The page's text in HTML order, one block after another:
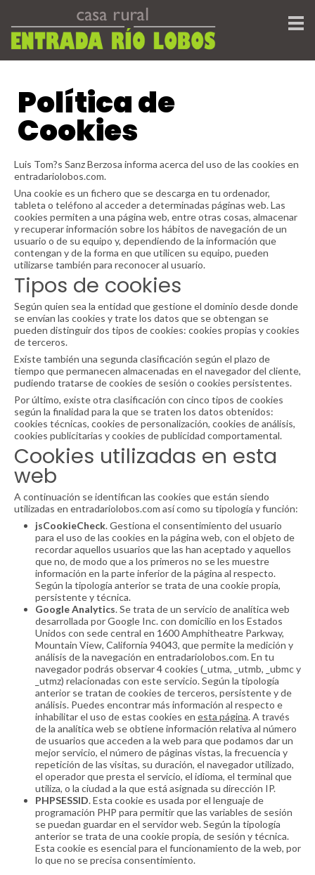
Política de
Cookies
Luis Tom?s Sanz Berzosa informa acerca del uso de las cookies en
entradariolobos.com.
Una cookie es un fichero que se descarga en tu ordenador,
tableta o teléfono al acceder a determinadas páginas web. Las
cookies permiten a una página web, entre otras cosas, almacenar
y recuperar información sobre los hábitos de navegación de un
usuario o de su equipo y, dependiendo de la información que
contengan y de la forma en que utilicen su equipo, pueden
utilizarse también para reconocer al usuario.
Tipos de cookies
Según quien sea la entidad que gestione el dominio desde donde
se envían las cookies y trate los datos que se obtengan se
pueden distinguir dos tipos de cookies: cookies propias y cookies
de terceros.
Existe también una segunda clasificación según el plazo de
tiempo que permanecen almacenadas en el navegador del cliente,
pudiendo tratarse de cookies de sesión o cookies persistentes.
Por último, existe otra clasificación con cinco tipos de cookies
según la finalidad para la que se traten los datos obtenidos:
cookies técnicas, cookies de personalización, cookies de análisis,
cookies publicitarias y cookies de publicidad comportamental.
Cookies utilizadas en esta
web
A continuación se identifican las cookies que están siendo
utilizadas en entradariolobos.com así como su tipología y función:
jsCookieCheck. Gestiona el consentimiento del usuario
para el uso de las cookies en la página web, con el objeto de
recordar aquellos usuarios que las han aceptado y aquellos
que no, de modo que a los primeros no se les muestre
información en la parte inferior de la página al respecto.
Según la tipología anterior se trata de una cookie propia,
persistente y técnica.
Google Analytics. Se trata de un servicio de analítica web
desarrollada por Google Inc. con domicilio en los Estados
Unidos con sede central en 1600 Amphitheatre Parkway,
Mountain View, California 94043, que permite la medición y
análisis de la navegación en entradariolobos.com. En tu
navegador podrás observar 4 cookies (_utma, _utmb, _ubmc y
_utmz) relacionadas con este servicio. Según la tipología
anterior se tratan de cookies de terceros, persistente y de
análisis. Puedes encontrar más información al respecto e
inhabilitar el uso de estas cookies en esta página. A través
de la analítica web se obtiene información relativa al número
de usuarios que acceden a la web para que podamos dar un
mejor servicio, el número de páginas vistas, la frecuencia y
repetición de las visitas, su duración, el navegador utilizado,
el operador que presta el servicio, el idioma, el terminal que
utiliza, o la ciudad a la que está asignada su dirección IP.
PHPSESSID. Esta cookie es usada por el lenguaje de
programación PHP para permitir que las variables de sesión
se puedan guardar en el servidor web. Según la tipología
anterior se trata de una cookie propia, de sesión y técnica.
Esta cookie es esencial para el funcionamiento de la web, por
lo que no se precisa consentimiento.